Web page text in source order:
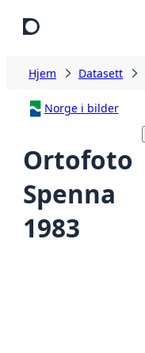
Hjem Datasett
Norge i bilder
Ortofoto
Spenna
1983